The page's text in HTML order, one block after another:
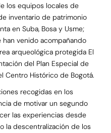
los equipos locales de
inventario de patrimonio
en Suba, Bosa y Usme;
venido acompañando
arqueológica protegida El
del Plan Especial de
Centro Histórico de Bogotá.
recogidas en los
de motivar un segundo
las experiencias desde
la descentralización de los